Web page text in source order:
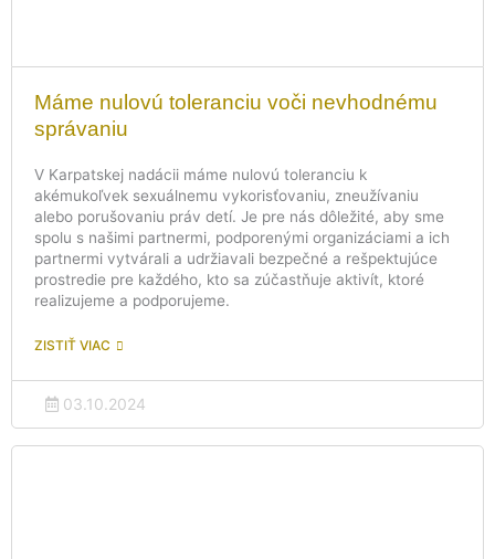
Máme nulovú toleranciu voči nevhodnému
správaniu
V Karpatskej nadácii máme nulovú toleranciu k
akémukoľvek sexuálnemu vykorisťovaniu, zneužívaniu
alebo porušovaniu práv detí. Je pre nás dôležité, aby sme
spolu s našimi partnermi, podporenými organizáciami a ich
partnermi vytvárali a udržiavali bezpečné a rešpektujúce
prostredie pre každého, kto sa zúčastňuje aktivít, ktoré
realizujeme a podporujeme.
ZISTIŤ VIAC
03.10.2024